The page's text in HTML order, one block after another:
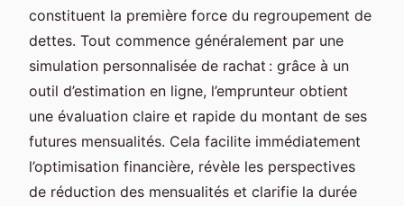
constituent la première force du regroupement de
dettes. Tout commence généralement par une
simulation personnalisée de rachat : grâce à un
outil d’estimation en ligne, l’emprunteur obtient
une évaluation claire et rapide du montant de ses
futures mensualités. Cela facilite immédiatement
l’optimisation financière, révèle les perspectives
de réduction des mensualités et clarifie la durée